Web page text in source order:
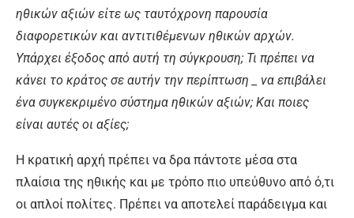
ηθικών αξιών είτε ως ταυτόχρονη παρουσία
διαφορετικών και αντιτιθέμενων ηθικών αρχών.
Υπάρχει έξοδος από αυτή τη σύγκρουση; Τι πρέπει να
κάνει το κράτος σε αυτήν την περίπτωση _ να επιβάλει
ένα συγκεκριμένο σύστημα ηθικών αξιών; Και ποιες
είναι αυτές οι αξίες;
Η κρατική αρχή πρέπει να δρα πάντοτε μέσα στα
πλαίσια της ηθικής και με τρόπο πιο υπεύθυνο από ό,τι
οι απλοί πολίτες. Πρέπει να αποτελεί παράδειγμα και